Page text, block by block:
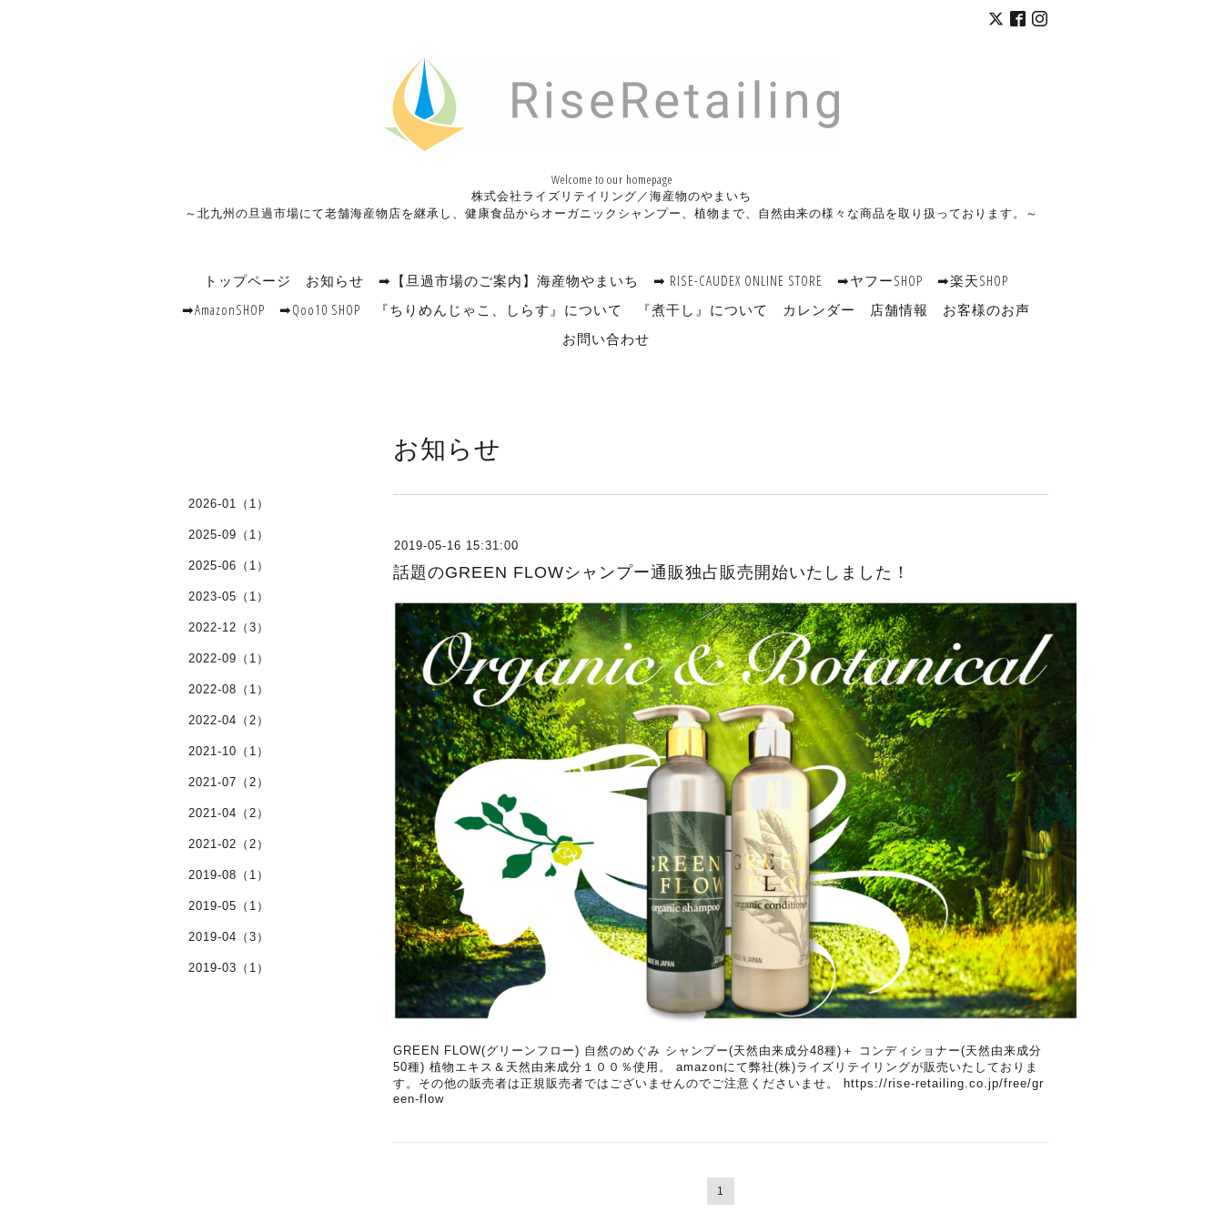
Welcome to our homepage
株式会社ライズリテイリング／海産物のやまいち
～北九州の旦過市場にて老舗海産物店を継承し、健康食品からオーガニックシャンプー、植物まで、自然由来の様々な商品を取り扱っております。～
トップページ お知らせ ➡【旦過市場のご案内】海産物やまいち ➡ RISE-CAUDEX ONLINE STORE ➡ヤフーSHOP
➡楽天SHOP
➡AmazonSHOP
➡Qoo10 SHOP 『ちりめんじゃこ、しらす』について 『煮干し』について カレンダー 店舗情報
お客様のお声
お問い合わせ
お知らせ
2019-05-16 15:31:00
話題のGREEN FLOWシャンプー通販独占販売開始いたしました！
GREEN FLOW(グリーンフロー) 自然のめぐみ シャンプー(天然由来成分48種)＋ コンディショナー(天然由来成分
50種) 植物エキス＆天然由来成分１００％使用。 amazonにて弊社(株)ライズリテイリングが販売いたしておりま
す。その他の販売者は正規販売者ではございませんのでご注意くださいませ。 https://rise-retailing.co.jp/free/gr
een-flow
1
2026-01（1）
2025-09（1）
2025-06（1）
2023-05（1）
2022-12（3）
2022-09（1）
2022-08（1）
2022-04（2）
2021-10（1）
2021-07（2）
2021-04（2）
2021-02（2）
2019-08（1）
2019-05（1）
2019-04（3）
2019-03（1）